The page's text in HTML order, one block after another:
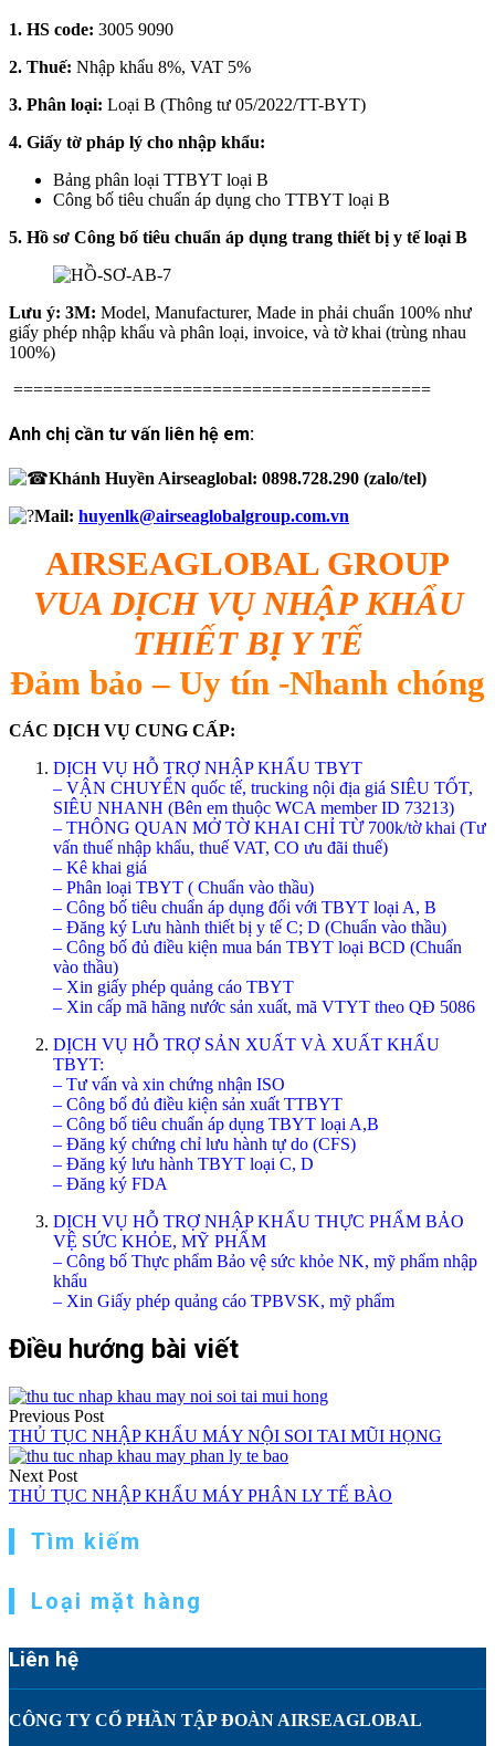
1. HS code: 3005 9090
2. Thuế: Nhập khẩu 8%, VAT 5%
3. Phân loại: Loại B (Thông tư 05/2022/TT-BYT)
4. Giấy tờ pháp lý cho nhập khẩu:
Bảng phân loại TTBYT loại B
Công bố tiêu chuẩn áp dụng cho TTBYT loại B
5. Hồ sơ Công bố tiêu chuẩn áp dụng trang thiết bị y tế loại B
Lưu ý: 3M: Model, Manufacturer, Made in phải chuẩn 100% như
giấy phép nhập khẩu và phân loại, invoice, và tờ khai (trùng nhau
100%)
==========================================
Anh chị cần tư vấn liên hệ em:
Khánh Huyền Airseaglobal: 0898.728.290 (zalo/tel)
Mail: huyenlk@airseaglobalgroup.com.vn
AIRSEAGLOBAL GROUP
VUA DỊCH VỤ NHẬP KHẨU
THIẾT BỊ Y TẾ
Đảm bảo – Uy tín -Nhanh chóng
CÁC DỊCH VỤ CUNG CẤP:
DỊCH VỤ HỖ TRỢ NHẬP KHẨU TBYT
– VẬN CHUYỂN quốc tế, trucking nội địa giá SIÊU TỐT,
SIÊU NHANH (Bên em thuộc WCA member ID 73213)
– THÔNG QUAN MỞ TỜ KHAI CHỈ TỪ 700k/tờ khai (Tư
vấn thuế nhập khẩu, thuế VAT, CO ưu đãi thuế)
– Kê khai giá
– Phân loại TBYT ( Chuẩn vào thầu)
– Công bố tiêu chuẩn áp dụng đối với TBYT loại A, B
– Đăng ký Lưu hành thiết bị y tế C; D (Chuẩn vào thầu)
– Công bố đủ điều kiện mua bán TBYT loại BCD (Chuẩn
vào thầu)
– Xin giấy phép quảng cáo TBYT
– Xin cấp mã hãng nước sản xuất, mã VTYT theo QĐ 5086
DỊCH VỤ HỖ TRỢ SẢN XUẤT VÀ XUẤT KHẨU
TBYT:
– Tư vấn và xin chứng nhận ISO
– Công bố đủ điều kiện sản xuất TTBYT
– Công bố tiêu chuẩn áp dụng TBYT loại A,B
– Đăng ký chứng chỉ lưu hành tự do (CFS)
– Đăng ký lưu hành TBYT loại C, D
– Đăng ký FDA
DỊCH VỤ HỖ TRỢ NHẬP KHẨU THỰC PHẨM BẢO
VỆ SỨC KHỎE, MỸ PHẨM
– Công bố Thực phẩm Bảo vệ sức khỏe NK, mỹ phẩm nhập
khẩu
– Xin Giấy phép quảng cáo TPBVSK, mỹ phẩm
Điều hướng bài viết
Previous Post
THỦ TỤC NHẬP KHẨU MÁY NỘI SOI TAI MŨI HỌNG
Next Post
THỦ TỤC NHẬP KHẨU MÁY PHÂN LY TẾ BÀO
Tìm kiếm
Loại mặt hàng
Liên hệ
CÔNG TY CỔ PHẦN TẬP ĐOÀN AIRSEAGLOBAL